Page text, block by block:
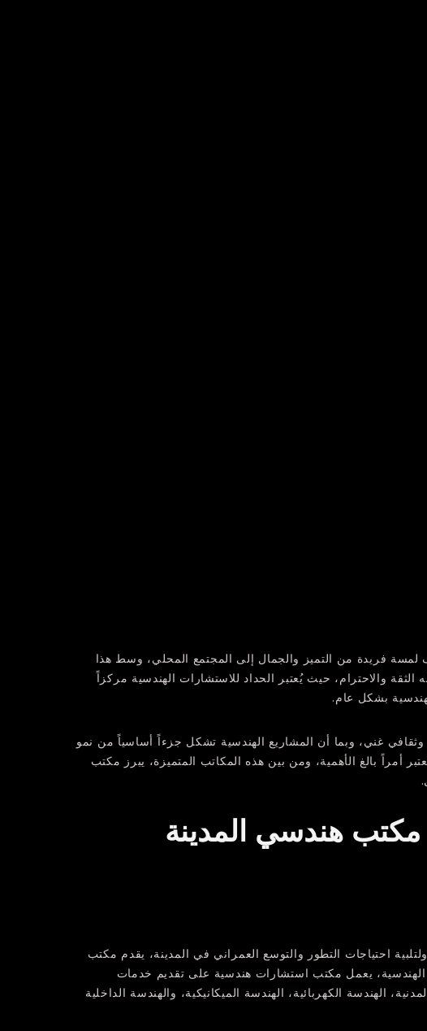
لمسة فريدة من التميز والجمال إلى المجتمع المحلي، وسط هذا
الثقة والاحترام، حيث يُعتبر الحداد للاستشارات الهندسية مركزاً
بشكل عام.
غني، وبما أن المشاريع الهندسية تشكل جزءاً أساسياً من نمو
أمراً بالغ الأهمية، ومن بين هذه المكاتب المتميزة، يبرز مكتب
مكتب هندسي المدينة
احتياجات التطور والتوسع العمراني في المدينة، يقدم مكتب
يعمل مكتب استشارات هندسية على تقديم خدمات
الهندسة الكهربائية، الهندسة الميكانيكية، والهندسة الداخلية